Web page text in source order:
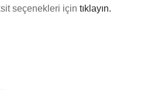
seçenekleri için tıklayın.